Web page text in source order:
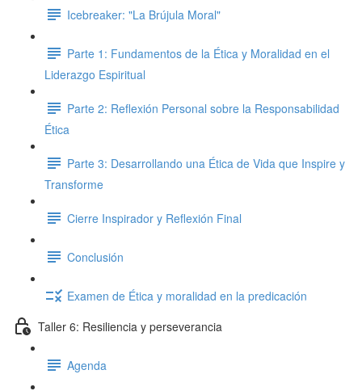
Icebreaker: "La Brújula Moral"
Parte 1: Fundamentos de la Ética y Moralidad en el
Liderazgo Espiritual
Parte 2: Reflexión Personal sobre la Responsabilidad
Ética
Parte 3: Desarrollando una Ética de Vida que Inspire y
Transforme
Cierre Inspirador y Reflexión Final
Conclusión
Examen de Ética y moralidad en la predicación
Taller 6: Resiliencia y perseverancia
Agenda